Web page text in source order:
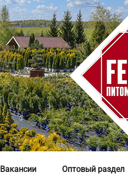
Вакансии Оптовый раздел